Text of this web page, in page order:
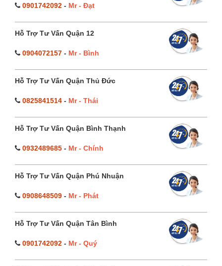
0901742092 - Mr - Đạt
Hỗ Trợ Tư Vấn Quận 12
0904072157 - Mr - Bình
Hỗ Trợ Tư Vấn Quận Thủ Đức
0825841514 - Mr - Thái
Hỗ Trợ Tư Vấn Quận Bình Thạnh
0932489685 - Mr - Chính
Hỗ Trợ Tư Vấn Quận Phú Nhuận
0908648509 - Mr - Phát
Hỗ Trợ Tư Vấn Quận Tân Bình
0901742092 - Mr - Quý